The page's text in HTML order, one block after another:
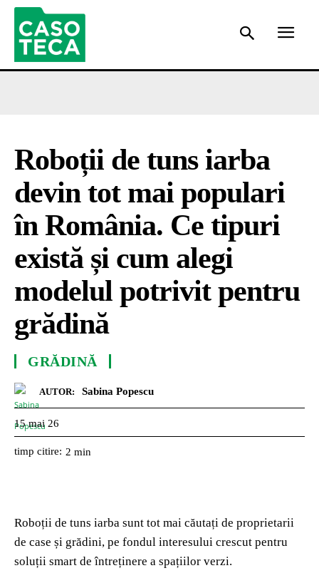
Roboții de tuns iarba
devin tot mai populari
în România. Ce tipuri
există și cum alegi
modelul potrivit pentru
grădină
GRĂDINĂ
AUTOR: Sabina Popescu
15 mai 26
timp citire: 2 min
Roboții de tuns iarba sunt tot mai căutați de proprietarii
de case și grădini, pe fondul interesului crescut pentru
soluții smart de întreținere a spațiilor verzi.